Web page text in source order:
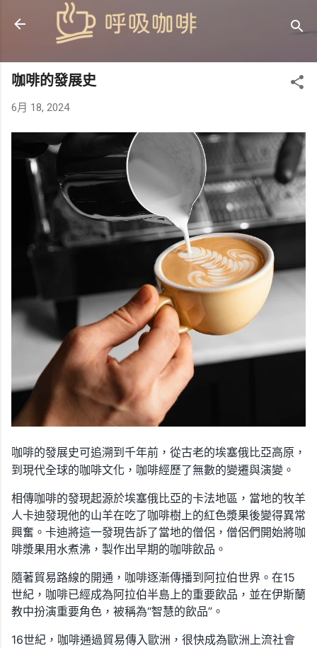
跳到主要內容
咖啡的發展史
6月 18, 2024
咖啡的發展史可追溯到千年前，從古老的埃塞俄比亞高原，
到現代全球的咖啡文化，咖啡經歷了無數的變遷與演變。
相傳咖啡的發現起源於埃塞俄比亞的卡法地區，當地的牧羊
人卡迪發現他的山羊在吃了咖啡樹上的紅色漿果後變得異常
興奮。卡迪將這一發現告訴了當地的僧侶，僧侶們開始將咖
啡漿果用水煮沸，製作出早期的咖啡飲品。
隨著貿易路線的開通，咖啡逐漸傳播到阿拉伯世界。在15
世紀，咖啡已經成為阿拉伯半島上的重要飲品，並在伊斯蘭
教中扮演重要角色，被稱為“智慧的飲品”。
16世紀，咖啡通過貿易傳入歐洲，很快成為歐洲上流社會